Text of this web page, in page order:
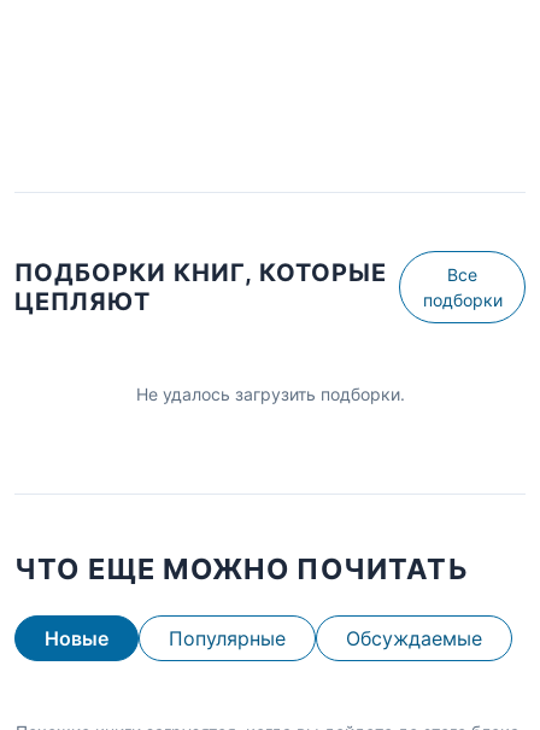
ПОДБОРКИ КНИГ, КОТОРЫЕ
ЦЕПЛЯЮТ
Все
подборки
Не удалось загрузить подборки.
ЧТО ЕЩЕ МОЖНО ПОЧИТАТЬ
Новые Популярные Обсуждаемые